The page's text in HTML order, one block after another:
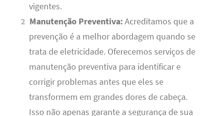
vigentes.
Manutenção Preventiva:Acreditamos que a
prevenção é a melhor abordagem quando se
trata de eletricidade. Oferecemos serviços de
manutenção preventiva para identificar e
corrigir problemas antes que eles se
transformem em grandes dores de cabeça.
Isso não apenas garante a segurança de sua